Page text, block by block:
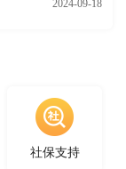
2024-09-18
社保支持